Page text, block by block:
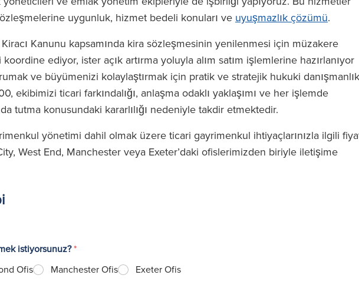
uygunluk, hizmet bedeli konuları ve uyuşmazlık çözümü.
Kanunu kapsamında kira sözleşmesinin yenilenmesi için müzakere
ediyor, ister açık artırma yoluyla alım satım işlemlerine hazırlanıyor
ve büyümenizi kolaylaştırmak için pratik ve stratejik hukuki danışmanlık
ekibimizi ticari farkındalığı, anlaşma odaklı yaklaşımı ve her işlemde
tutma konusundaki kararlılığı nedeniyle takdir etmektedir.
yönetimi dahil olmak üzere ticari gayrimenkul ihtiyaçlarınızla ilgili
West End, Manchester veya Exeter’daki ofislerimizden biriyle iletişime
istiyorsunuz?*
Ofis Manchester Ofis Exeter Ofis